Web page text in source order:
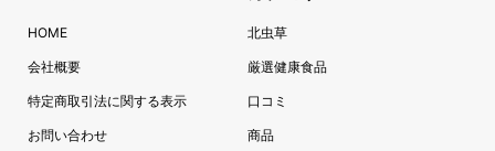
HOME
会社概要
特定商取引法に関する表示
お問い合わせ
北虫草
厳選健康食品
口コミ
商品